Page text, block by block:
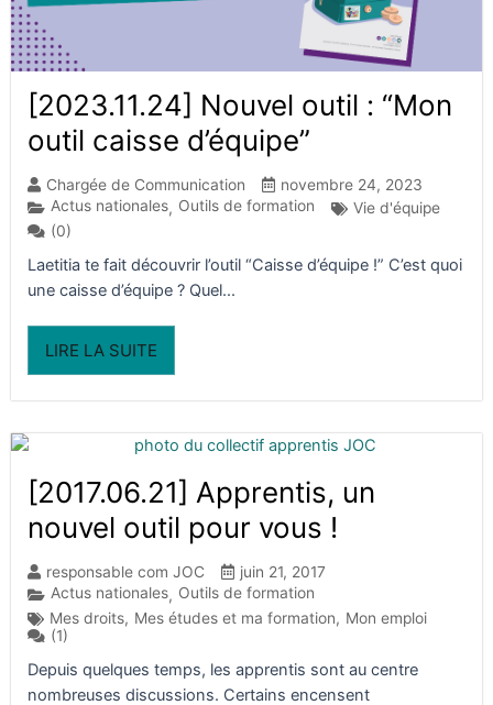
[2023.11.24] Nouvel outil : “Mon
outil caisse d’équipe”
Chargée de Communication
novembre 24, 2023
Actus nationales, Outils de formation
Vie d'équipe
(0)
Laetitia te fait découvrir l’outil “Caisse d’équipe !” C’est quoi
une caisse d’équipe ? Quel...
LIRE LA SUITE
[2017.06.21] Apprentis, un
nouvel outil pour vous !
responsable com JOC
juin 21, 2017
Actus nationales, Outils de formation
Mes droits, Mes études et ma formation, Mon emploi
(1)
Depuis quelques temps, les apprentis sont au centre
nombreuses discussions. Certains encensent